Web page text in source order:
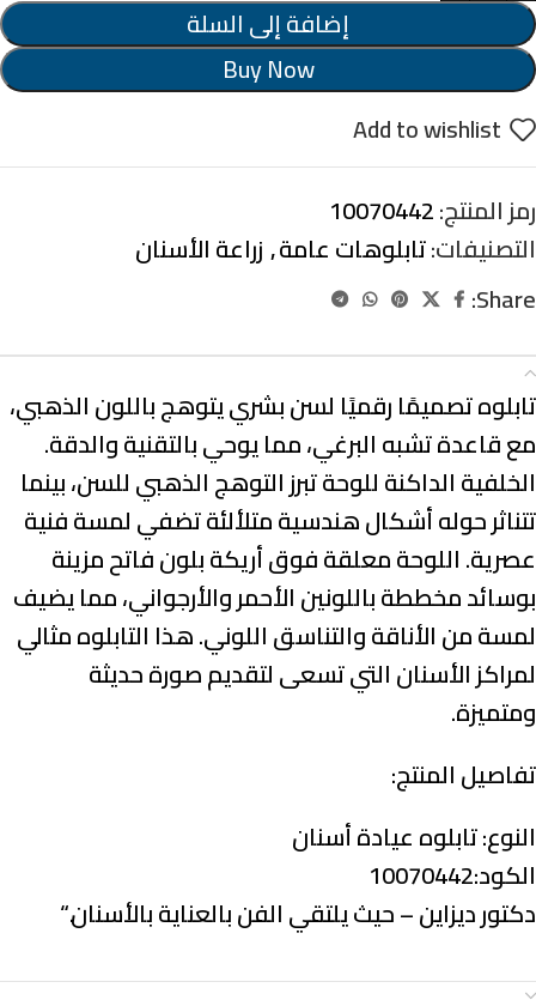
إضافة إلى السلة
Buy Now
Add to wishlist
رمز المنتج:10070442
التصنيفات:تابلوهات عامة,زراعة الأسنان
Share:
تابلوه تصميمًا رقميًا لسن بشري يتوهج باللون الذهبي،
مع قاعدة تشبه البرغي، مما يوحي بالتقنية والدقة.
الخلفية الداكنة للوحة تبرز التوهج الذهبي للسن، بينما
تتناثر حوله أشكال هندسية متلألئة تضفي لمسة فنية
عصرية. اللوحة معلقة فوق أريكة بلون فاتح مزينة
بوسائد مخططة باللونين الأحمر والأرجواني، مما يضيف
لمسة من الأناقة والتناسق اللوني. هذا التابلوه مثالي
لمراكز الأسنان التي تسعى لتقديم صورة حديثة
ومتميزة.
تفاصيل المنتج:
النوع:تابلوه عيادة أسنان
الكود:10070442
دكتور ديزاين – حيث يلتقي الفن بالعناية بالأسنان.“